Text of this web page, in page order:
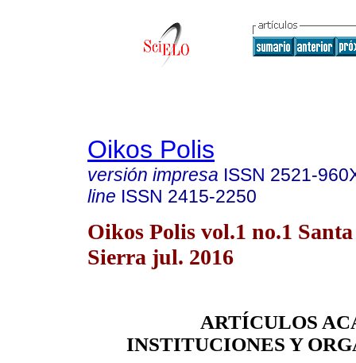
Oikos Polis
versión impresa ISSN 2521-
line ISSN 2415-2250
Oikos Polis vol.1 no.1
Sierra jul. 2016
ARTÍCULOS
INSTITUCIONES Y